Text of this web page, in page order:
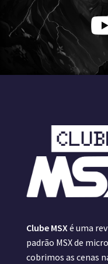
Clube MSXé uma
padrão MSX de
cobrimos as cenas